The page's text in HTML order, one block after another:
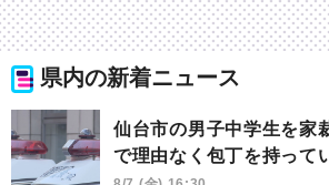
県内の新着ニュース
仙台市の男子中学生を
で理由なく包丁を持って